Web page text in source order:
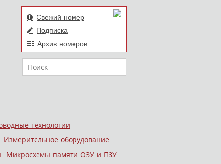
Свежий номер
Подписка
Архив номеров
Поиск
технологии
Измерительное оборудование
Микросхемы памяти ОЗУ и ПЗУ